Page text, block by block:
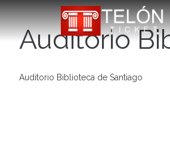
Auditorio
Auditorio Biblioteca de Santiago